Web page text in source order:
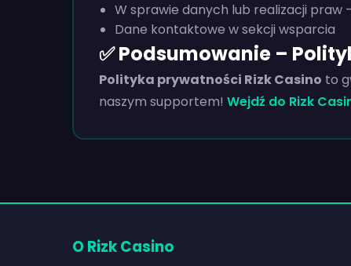
W sprawie danych lub realizacji praw
Dane kontaktowe w sekcji wsparcia
✅ Podsumowanie –
Polityka prywatności Rizk Casino to
naszym supportem! Wejdź do Rizk
O Rizk Casino